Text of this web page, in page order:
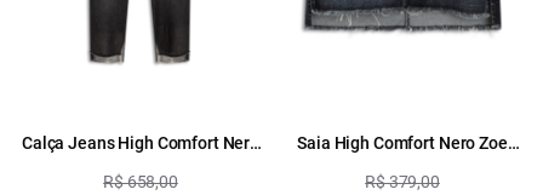
Calça Jeans High Comfort Nero
R$ 658,00
Saia High Comfort Nero Zoe
R$ 379,00